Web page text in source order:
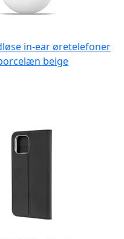
in-ear øretelefoner
beige